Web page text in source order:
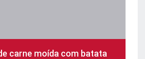
carne moída com batata